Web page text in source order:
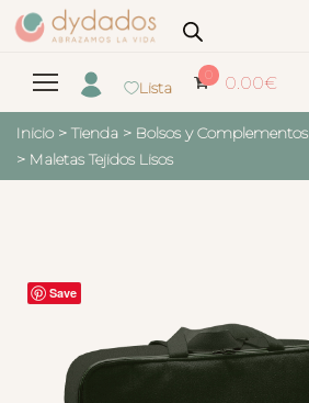
Lista
0 0.00€
Inicio > Tienda > Bolsos y Complementos
> Maletas Tejidos Lisos
Save